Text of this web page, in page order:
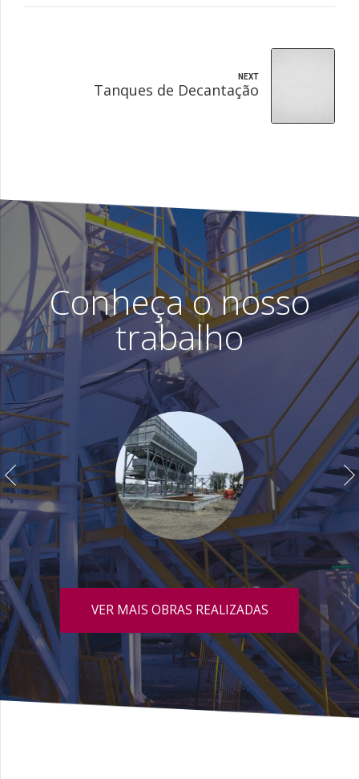
NEXT
Tanques de Decantação
Conheça o nosso
trabalho
VER MAIS OBRAS REALIZADAS